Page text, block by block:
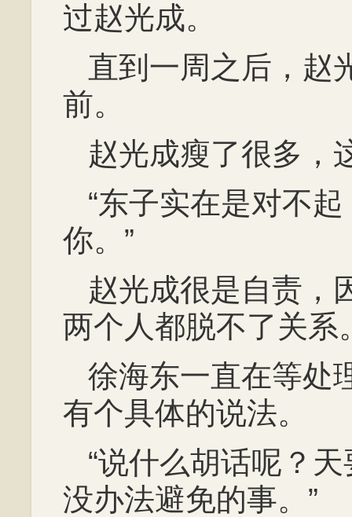
过赵光成。
直到一周之后，赵
前。
赵光成瘦了很多，
“东子实在是对不
你。”
赵光成很是自责，
两个人都脱不了关系
徐海东一直在等处
有个具体的说法。
“说什么胡话呢？
没办法避免的事。”